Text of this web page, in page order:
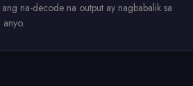
na-decode na output ay nagbabalik sa